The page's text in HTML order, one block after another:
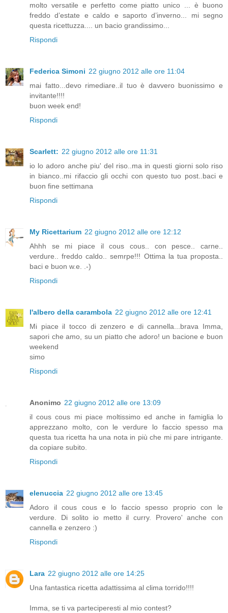
molto versatile e perfetto come piatto unico ... è buono
freddo d’estate e caldo e saporto d’inverno... mi segno
questa ricettuzza.... un bacio grandissimo...
Rispondi
Federica Simoni 22 giugno 2012 alle ore 11:04
mai fatto...devo rimediare..il tuo è davvero buonissimo e
invitante!!!!
buon week end!
Rispondi
Scarlett: 22 giugno 2012 alle ore 11:31
io lo adoro anche piu' del riso..ma in questi giorni solo riso
in bianco..mi rifaccio gli occhi con questo tuo post..baci e
buon fine settimana
Rispondi
My Ricettarium 22 giugno 2012 alle ore 12:12
Ahhh se mi piace il cous cous.. con pesce.. carne..
verdure.. freddo caldo.. semrpe!!! Ottima la tua proposta..
baci e buon w.e. .-)
Rispondi
l'albero della carambola 22 giugno 2012 alle ore 12:41
Mi piace il tocco di zenzero e di cannella...brava Imma,
sapori che amo, su un piatto che adoro! un bacione e buon
weekend
simo
Rispondi
Anonimo 22 giugno 2012 alle ore 13:09
il cous cous mi piace moltissimo ed anche in famiglia lo
apprezzano molto, con le verdure lo faccio spesso ma
questa tua ricetta ha una nota in più che mi pare intrigante.
da copiare subito.
Rispondi
elenuccia 22 giugno 2012 alle ore 13:45
Adoro il cous cous e lo faccio spesso proprio con le
verdure. Di solito io metto il curry. Provero' anche con
cannella e zenzero :)
Rispondi
Lara 22 giugno 2012 alle ore 14:25
Una fantastica ricetta adattissima al clima torrido!!!!
Imma, se ti va parteciperesti al mio contest?